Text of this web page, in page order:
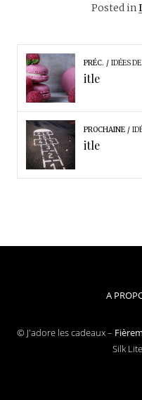
Posted in
PRÉC. IDÉES
itle
PROCHAINE
itle
A
© J'adore les cadeaux –
Silk